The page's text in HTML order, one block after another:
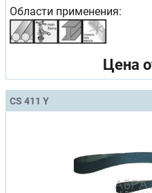
Области применения:
Цена
CS 411 Y